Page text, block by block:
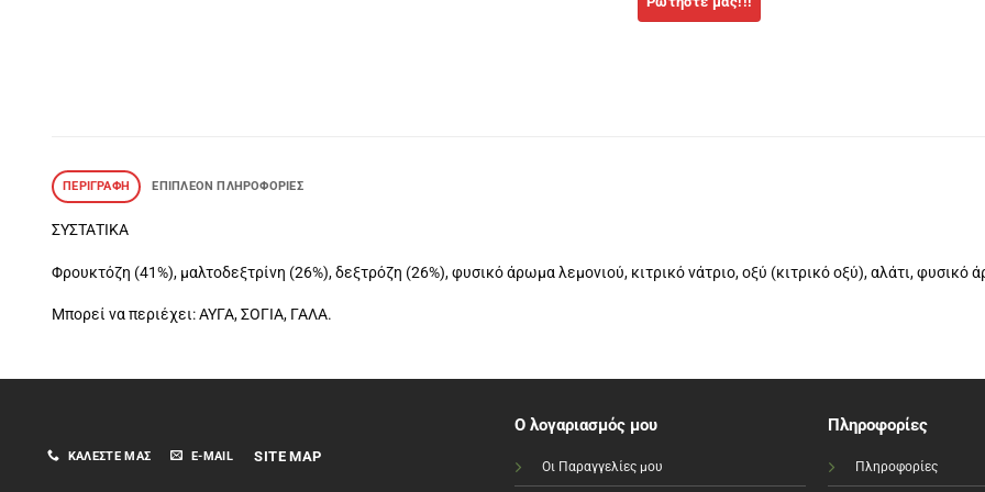
ΠΕΡΙΓΡΑΦΉ ΕΠΙΠΛΈΟΝ ΠΛΗΡΟΦΟΡΊΕΣ
ΣΥΣΤΑΤΙΚΑ
Φρουκτόζη (41%), μαλτοδεξτρίνη (26%), δεξτρόζη (26%), φυσικό άρωμα λεμονιού, κιτρικό νάτριο, οξύ (κιτρικό οξύ), αλάτι, φυσικό
Μπορεί να περιέχει: ΑΥΓΑ, ΣΟΓΙΑ, ΓΑΛΑ.
ΚΑΛΈΣΤΕ ΜΑΣ E-MAIL SITE MAP
Ο λογαριασμός μου
Οι Παραγγελίες μου
Πληροφορίες
Πληροφορίες